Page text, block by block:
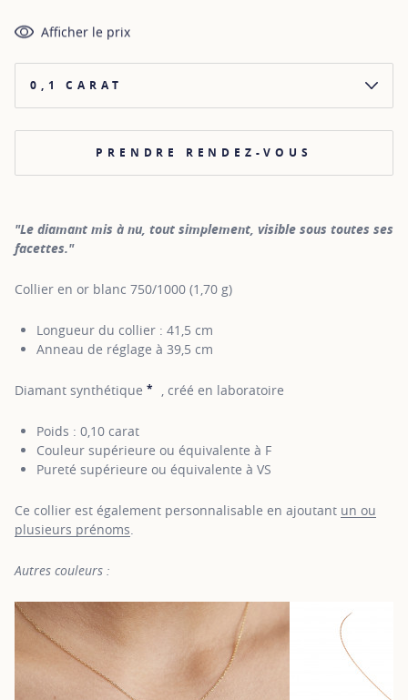
Afficher le prix
0,1 CARAT
PRENDRE RENDEZ-VOUS
"Le diamant mis à nu, tout simplement, visible sous toutes ses
facettes."
Collier en or blanc 750/1000 (1,70 g)
Longueur du collier : 41,5 cm
Anneau de réglage à 39,5 cm
Diamant synthétique * SHOW TOOLTIP
, créé en laboratoire
Poids : 0,10 carat
Couleur supérieure ou équivalente à F
Pureté supérieure ou équivalente à VS
Ce collier est également personnalisable en ajoutant un ou
plusieurs prénoms.
Autres couleurs :